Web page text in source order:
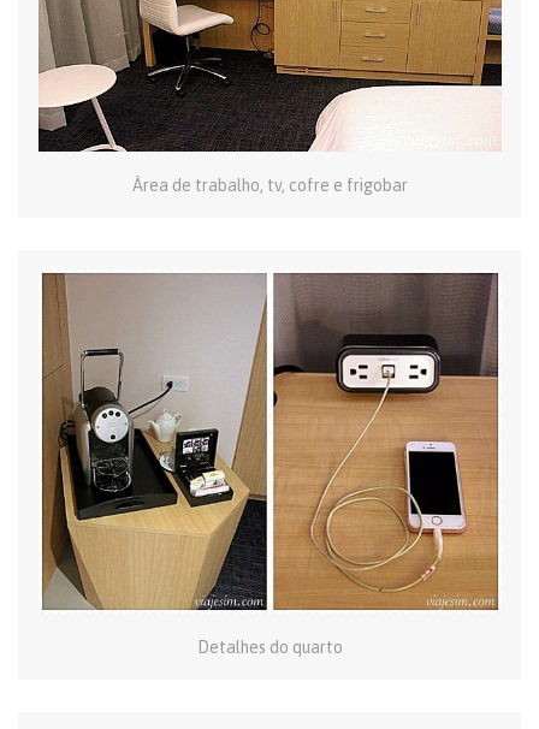
Área de trabalho, tv, cofre e frigobar
Detalhes do quarto